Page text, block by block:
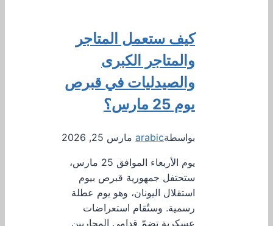
كيف ستعمل المتاجر
والمتاجر الكبرى
والصيدليات في قبرص
يوم 25 مارس؟
بواسطةarabic مارس 25, 2026
يوم الأربعاء الموافق 25 مارس،
ستحتفل جمهورية قبرص بيوم
استقلال اليونان، وهو يوم عطلة
رسمية. وستُقام استعراضات
عسكرية تضمّ قدامى المحاربين